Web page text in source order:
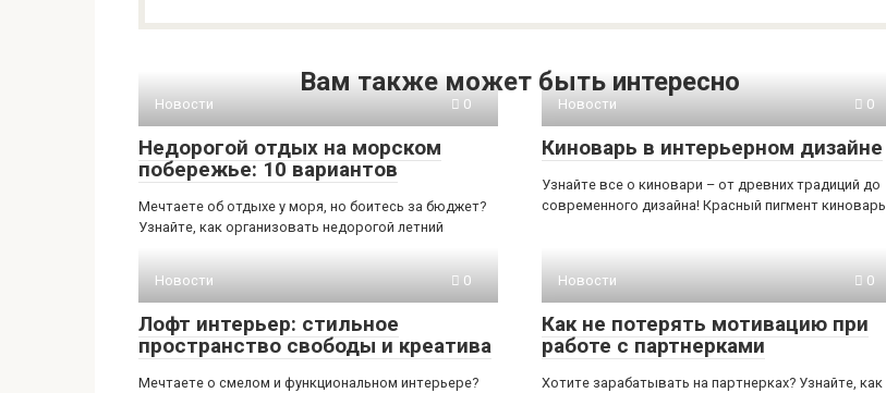
Вам также может быть интересно
Новости 0
Недорогой отдых на морском
побережье: 10 вариантов
Мечтаете об отдыхе у моря, но боитесь за бюджет?
Узнайте, как организовать недорогой летний
Новости 0
Киноварь в интерьерном дизайне
Узнайте все о киновари – от древних традиций до
современного дизайна! Красный пигмент киноварь
Новости 0
Лофт интерьер: стильное
пространство свободы и креатива
Мечтаете о смелом и функциональном интерьере?
Новости 0
Как не потерять мотивацию при
работе с партнерками
Хотите зарабатывать на партнерках? Узнайте, как